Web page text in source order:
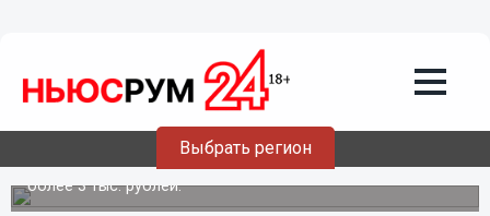
Выбрать регион
28.03.201617:32
Наркоман задержан при попытке
ограбления магазина в Дзержинске
Он пытался пронести мимо кассы продукты на сумму
более 3 тыс. рублей.